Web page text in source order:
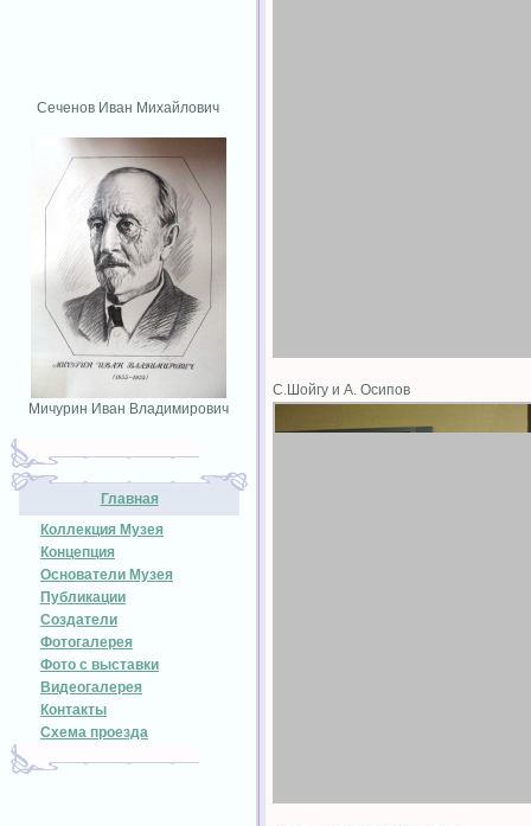
Сеченов Иван Михайлович
Мичурин Иван Владимирович
Главная
Коллекция Музея
Концепция
Основатели Музея
Публикации
Создатели
Фотогалерея
Фото с выставки
Видеогалерея
Контакты
Схема проезда
С.Шойгу и А. Осипов